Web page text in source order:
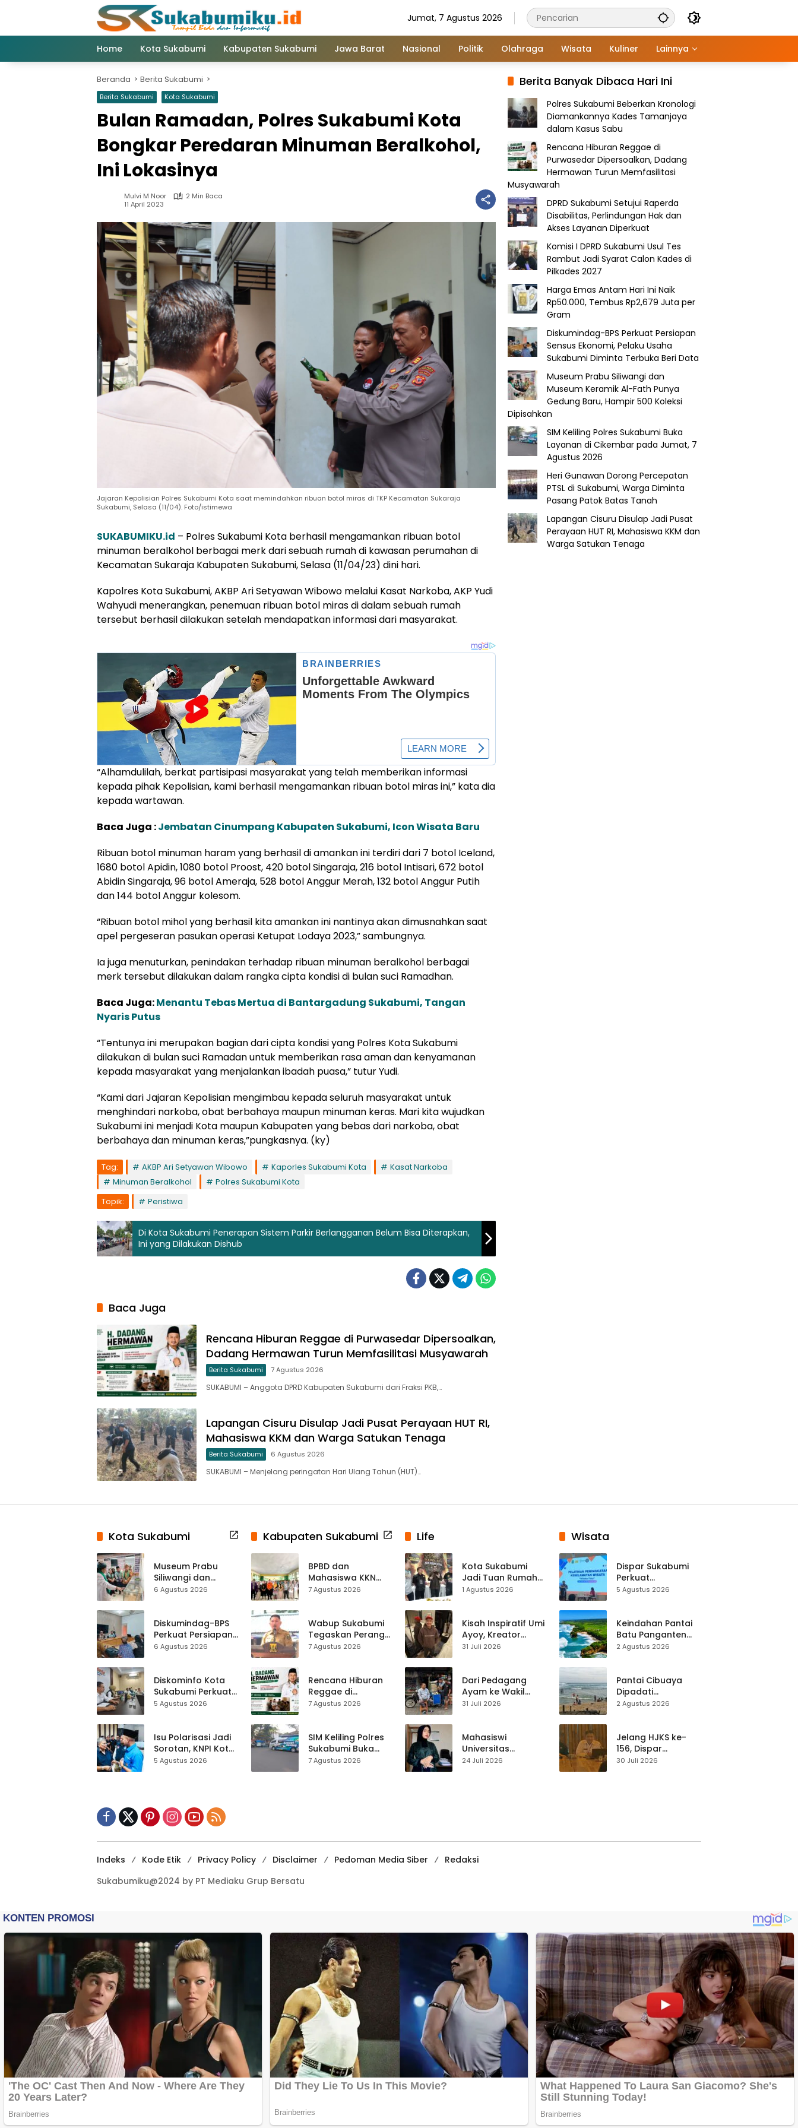
Jumat, 7 Agustus 2026
Home Kota Sukabumi Kabupaten Sukabumi Jawa Barat Nasional Politik Olahraga Wisata Kuliner Lainnya
Beranda Berita Sukabumi
Berita Sukabumi Kota Sukabumi
Bulan Ramadan, Polres Sukabumi Kota
Bongkar Peredaran Minuman Beralkohol,
Ini Lokasinya
Mulvi M Noor
2 Min Baca
11 April 2023
Jajaran Kepolisian Polres Sukabumi Kota saat memindahkan ribuan botol miras di TKP Kecamatan Sukaraja
Sukabumi, Selasa (11/04). Foto/istimewa
SUKABUMIKU.id – Polres Sukabumi Kota berhasil mengamankan ribuan botol
minuman beralkohol berbagai merk dari sebuah rumah di kawasan perumahan di
Kecamatan Sukaraja Kabupaten Sukabumi, Selasa (11/04/23) dini hari.
Kapolres Kota Sukabumi, AKBP Ari Setyawan Wibowo melalui Kasat Narkoba, AKP Yudi
Wahyudi menerangkan, penemuan ribuan botol miras di dalam sebuah rumah
tersebut berhasil dilakukan setelah mendapatkan informasi dari masyarakat.
“Alhamdulilah, berkat partisipasi masyarakat yang telah memberikan informasi
kepada pihak Kepolisian, kami berhasil mengamankan ribuan botol miras ini,” kata dia
kepada wartawan.
Baca Juga :Jembatan Cinumpang Kabupaten Sukabumi, Icon Wisata Baru
Ribuan botol minuman haram yang berhasil di amankan ini terdiri dari 7 botol Iceland,
1680 botol Apidin, 1080 botol Proost, 420 botol Singaraja, 216 botol Intisari, 672 botol
Abidin Singaraja, 96 botol Ameraja, 528 botol Anggur Merah, 132 botol Anggur Putih
dan 144 botol Anggur kolesom.
“Ribuan botol mihol yang berhasil kita amankan ini nantinya akan dimusnahkan saat
apel pergeseran pasukan operasi Ketupat Lodaya 2023,” sambungnya.
Ia juga menuturkan, penindakan terhadap ribuan minuman beralkohol berbagai
merk tersebut dilakukan dalam rangka cipta kondisi di bulan suci Ramadhan.
Baca Juga:Menantu Tebas Mertua di Bantargadung Sukabumi, Tangan
Nyaris Putus
“Tentunya ini merupakan bagian dari cipta kondisi yang Polres Kota Sukabumi
dilakukan di bulan suci Ramadan untuk memberikan rasa aman dan kenyamanan
kepada masyarakat yang menjalankan ibadah puasa,” tutur Yudi.
“Kami dari Jajaran Kepolisian mengimbau kepada seluruh masyarakat untuk
menghindari narkoba, obat berbahaya maupun minuman keras. Mari kita wujudkan
Sukabumi ini menjadi Kota maupun Kabupaten yang bebas dari narkoba, obat
berbahaya dan minuman keras,”pungkasnya. (ky)
Tag: AKBP Ari Setyawan Wibowo Kaporles Sukabumi Kota
Kasat Narkoba
Minuman Beralkohol
Polres Sukabumi Kota
Topik:
Peristiwa
Di Kota Sukabumi Penerapan Sistem Parkir Berlangganan Belum Bisa Diterapkan,
Ini yang Dilakukan Dishub
Baca Juga
Rencana Hiburan Reggae di Purwasedar Dipersoalkan,
Dadang Hermawan Turun Memfasilitasi Musyawarah
Berita Sukabumi 7 Agustus 2026
SUKABUMI – Anggota DPRD Kabupaten Sukabumi dari Fraksi PKB,…
Lapangan Cisuru Disulap Jadi Pusat Perayaan HUT RI,
Mahasiswa KKM dan Warga Satukan Tenaga
Berita Sukabumi 6 Agustus 2026
SUKABUMI – Menjelang peringatan Hari Ulang Tahun (HUT)…
Berita Banyak Dibaca Hari Ini
Polres Sukabumi Beberkan Kronologi
Diamankannya Kades Tamanjaya
dalam Kasus Sabu
Rencana Hiburan Reggae di
Purwasedar Dipersoalkan, Dadang
Hermawan Turun Memfasilitasi
Musyawarah
DPRD Sukabumi Setujui Raperda
Disabilitas, Perlindungan Hak dan
Akses Layanan Diperkuat
Komisi I DPRD Sukabumi Usul Tes
Rambut Jadi Syarat Calon Kades di
Pilkades 2027
Harga Emas Antam Hari Ini Naik
Rp50.000, Tembus Rp2,679 Juta per
Gram
Diskumindag-BPS Perkuat Persiapan
Sensus Ekonomi, Pelaku Usaha
Sukabumi Diminta Terbuka Beri Data
Museum Prabu Siliwangi dan
Museum Keramik Al-Fath Punya
Gedung Baru, Hampir 500 Koleksi
Dipisahkan
SIM Keliling Polres Sukabumi Buka
Layanan di Cikembar pada Jumat, 7
Agustus 2026
Heri Gunawan Dorong Percepatan
PTSL di Sukabumi, Warga Diminta
Pasang Patok Batas Tanah
Lapangan Cisuru Disulap Jadi Pusat
Perayaan HUT RI, Mahasiswa KKM dan
Warga Satukan Tenaga
Kota Sukabumi
Museum Prabu
Siliwangi dan
Museum Keramik
Hampir 500 Koleksi
Dipisahkan
6 Agustus 2026
Diskumindag-BPS
Perkuat Persiapan
Sensus Ekonomi,
Terbuka Beri Data
6 Agustus 2026
Diskominfo Kota
Sukabumi Perkuat
Satu Data
Kewilayahan
Dikebut
5 Agustus 2026
Isu Polarisasi Jadi
Sorotan, KNPI Kota
Sukabumi Ajak
5 Agustus 2026
Kabupaten Sukabumi
BPBD dan
Mahasiswa KKN
Edukasi Mitigasi
SMPN 1 Simpenan
7 Agustus 2026
Wabup Sukabumi
Tegaskan Perang
terhadap Narkoba
7 Agustus 2026
Rencana Hiburan
Reggae di
Purwasedar
Turun Memfasilitasi
Musyawarah
7 Agustus 2026
SIM Keliling Polres
Sukabumi Buka
Layanan di
7 Agustus 2026
Life
Kota Sukabumi
Jadi Tuan Rumah
Kontes Batu Akik
1 Agustus 2026
Kisah Inspiratif Umi
Ayoy, Kreator
TikTok Asal
Live Streaming
31 Juli 2026
Dari Pedagang
Ayam ke Wakil
Ketua DPRD, H.
Pasar Cisaat
31 Juli 2026
Mahasiswi
Universitas
Muhammadiyah
24 Juli 2026
Wisata
Dispar Sukabumi
Perkuat
Keselamatan
Mitigasi hingga
Teknik Evakuasi
5 Agustus 2026
Keindahan Pantai
Batu Panganten
Mulai Dilirik
2 Agustus 2026
Pantai Cibuaya
Dipadati
Wisatawan,
Waspada
2 Agustus 2026
Jelang HJKS ke-
156, Dispar
Kabupaten
30 Juli 2026
Indeks Kode Etik Privacy Policy Disclaimer Pedoman Media Siber
Redaksi
Sukabumiku@2024 by PT Mediaku Grup Bersatu